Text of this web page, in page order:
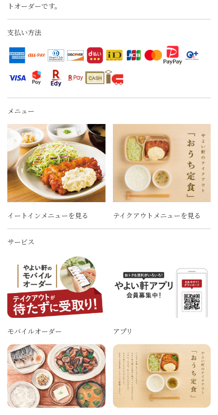
トオーダーです。
支払い方法
メニュー
イートインメニューを見る テイクアウトメニューを見る
サービス
モバイルオーダー アプリ